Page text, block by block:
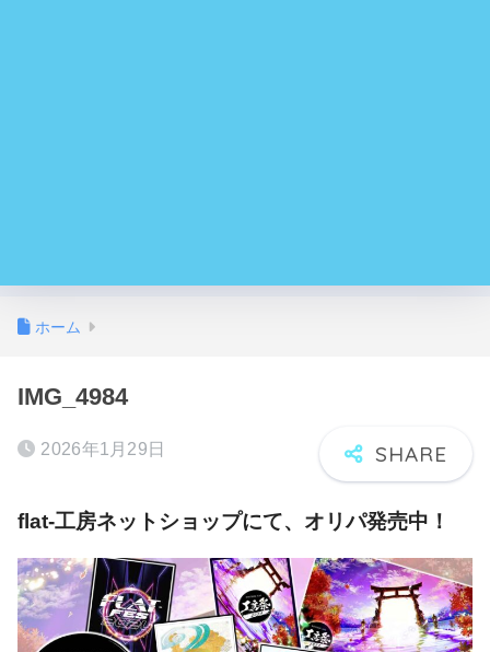
ホーム
IMG_4984
2026年1月29日
flat-工房ネットショップにて、オリパ発売中！